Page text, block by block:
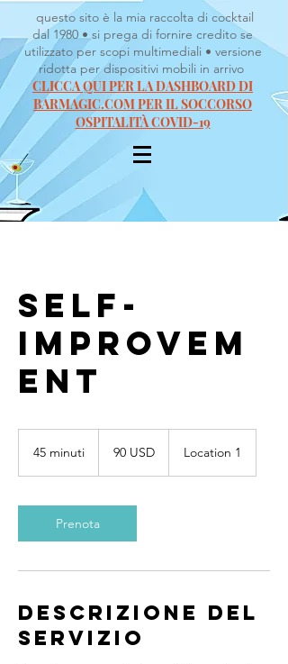
questo sito è la mia raccolta di cocktail
dal 1980 • si prega di fornire credito se
utilizzato per scopi multimediali • versione
ridotta per dispositivi mobili in arrivo
CLICCA QUI PER LA DASHBOARD DI
BARMAGIC.COM PER IL SOCCORSO
OSPITALITÀ COVID-19
Self-
Improvem
ent
45 minuti
i
n
u
i
statunitensi
90 USD Location 1
Prenota
Descrizione del
servizio